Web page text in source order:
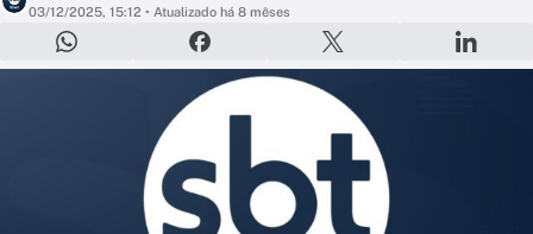
03/12/2025, 15:12 • Atualizado há 8 mêses